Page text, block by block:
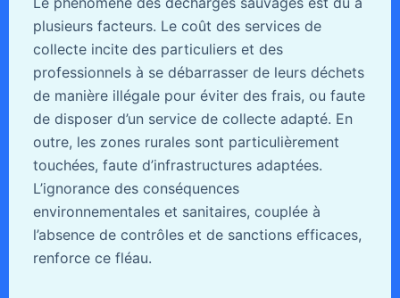
plusieurs facteurs. Le coût des services de
collecte incite des particuliers et des
professionnels à se débarrasser de leurs déchets
de manière illégale pour éviter des frais, ou faute
de disposer d’un service de collecte adapté. En
outre, les zones rurales sont particulièrement
touchées, faute d’infrastructures adaptées.
L’ignorance des conséquences
environnementales et sanitaires, couplée à
l’absence de contrôles et de sanctions efficaces,
renforce ce fléau.